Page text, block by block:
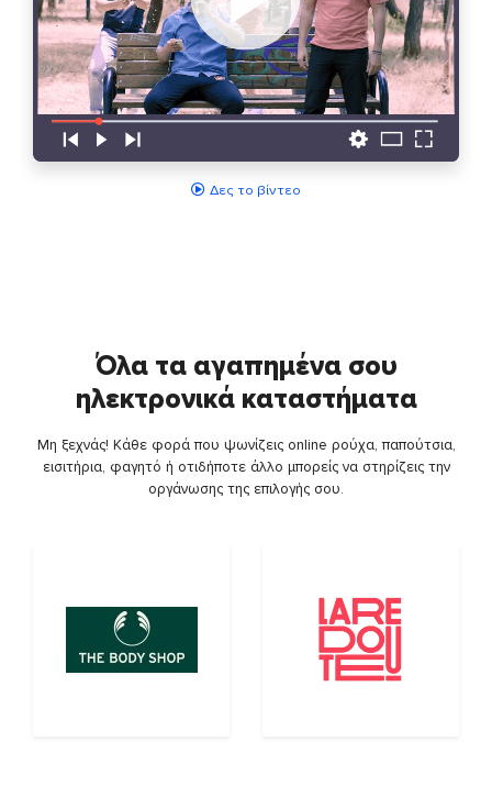
Δες το βίντεο
Όλα τα αγαπημένα σου
ηλεκτρονικά καταστήματα
Μη ξεχνάς! Κάθε φορά που ψωνίζεις online ρούχα, παπούτσια,
εισιτήρια, φαγητό ή οτιδήποτε άλλο μπορείς να στηρίζεις την
οργάνωσης της επιλογής σου.